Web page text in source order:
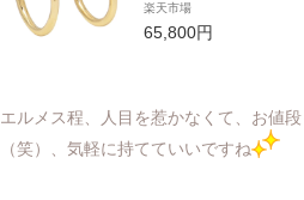
【返品OK】
楽天市場
65,800円
エルメス程、人目を惹かなくて、お値
（笑）、気軽に持てていいですね